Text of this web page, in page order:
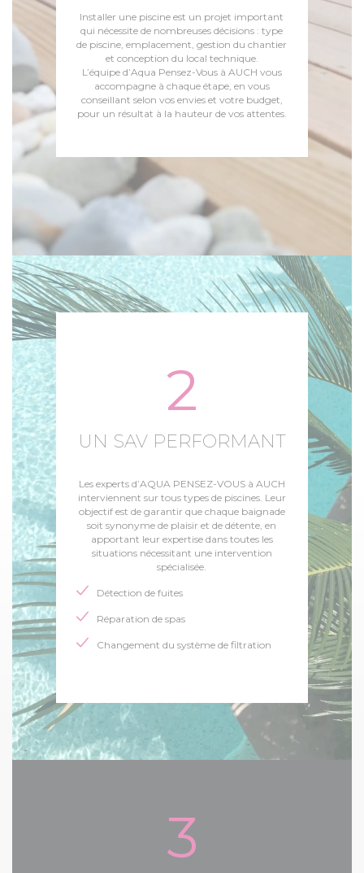
Installer une piscine est un projet important
qui nécessite de nombreuses décisions : type
de piscine, emplacement, gestion du chantier
et conception du local technique.
L’équipe d’Aqua Pensez-Vous à AUCH vous
accompagne à chaque étape, en vous
conseillant selon vos envies et votre budget,
pour un résultat à la hauteur de vos attentes.
2
UN SAV PERFORMANT
Les experts d’AQUA PENSEZ-VOUS à AUCH
interviennent sur tous types de piscines. Leur
objectif est de garantir que chaque baignade
soit synonyme de plaisir et de détente, en
apportant leur expertise dans toutes les
situations nécessitant une intervention
spécialisée.
Détection de fuites
Réparation de spas
Changement du système de filtration
3